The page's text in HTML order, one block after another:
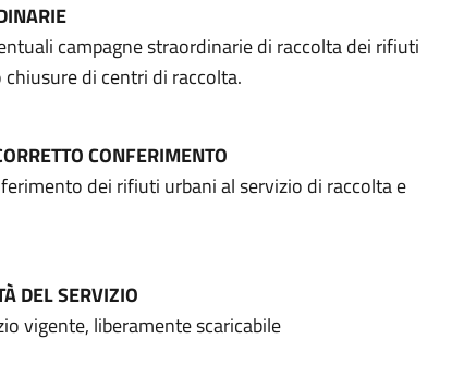
campagne straordinarie di raccolta dei rifiuti
di centri di raccolta.
CONFERIMENTO
dei rifiuti urbani al servizio di raccolta e
DEL SERVIZIO
vigente, liberamente scaricabile